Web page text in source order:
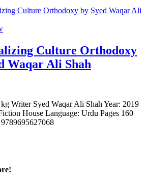
Culture Orthodoxy
Waqar Ali Shah
Writer Syed Waqar Ali Shah Year: 2019
House Language: Urdu Pages 160